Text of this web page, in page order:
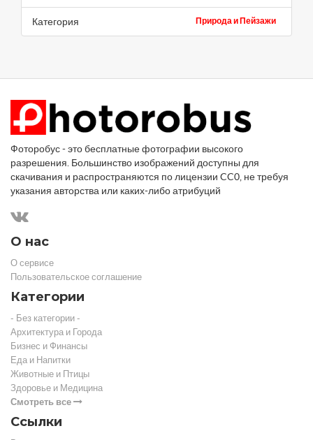
Природа и Пейзажи
Категория
Фоторобус - это бесплатные фотографии высокого
разрешения. Большинство изображений доступны для
скачивания и распространяются по лицензии CC0, не требуя
указания авторства или каких-либо атрибуций
О нас
О сервисе
Пользовательское соглашение
Категории
- Без категории -
Архитектура и Города
Бизнес и Финансы
Еда и Напитки
Животные и Птицы
Здоровье и Медицина
Смотреть все
Ссылки